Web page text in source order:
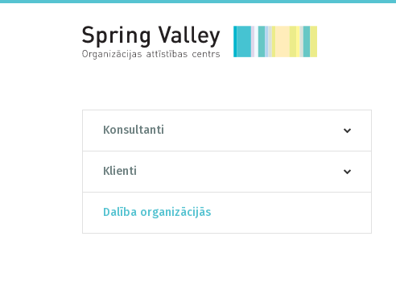
Konsultanti
Klienti
Dalība organizācijās